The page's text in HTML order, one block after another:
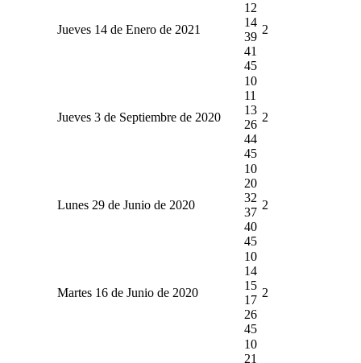
Jueves 14 de Enero de 2021
12
14
39
41
45
2
Jueves 3 de Septiembre de 2020
10
11
13
26
44
45
2
Lunes 29 de Junio de 2020
10
20
32
37
40
45
2
Martes 16 de Junio de 2020
10
14
15
17
26
45
2
10
21